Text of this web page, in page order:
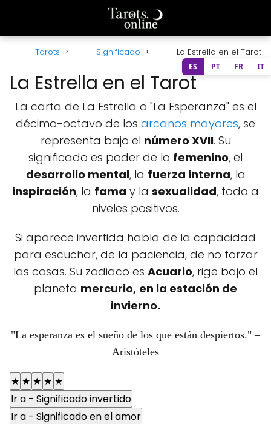
Tarots Significado La Estrella en el Tarot
La Estrella en el Tarot
La carta de La Estrella o "La Esperanza" es el
décimo-octavo de los arcanos mayores, se
representa bajo el número XVII. Su
significado es poder de lo femenino, el
desarrollo mental, la fuerza interna, la
inspiración, la fama y la sexualidad, todo a
niveles positivos.
Si aparece invertida habla de la capacidad
para escuchar, de la paciencia, de no forzar
las cosas. Su zodiaco es Acuario, rige bajo el
planeta mercurio, en la estación de
invierno.
"La esperanza es el sueño de los que están despiertos." –
Aristóteles
★ ★ ★ ★ ★
Ir a - Significado invertido
Ir a - Significado en el amor
ES PT FR IT